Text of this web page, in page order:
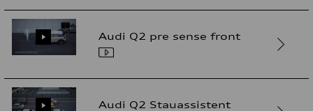
Audi Q2 pre sense front
Audi Q2 Stauassistent